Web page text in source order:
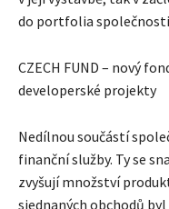
do portfolia
CZECH FUND – nový
developerské projekty
Nedílnou součástí
finanční služby. Ty se
zvyšují množství
sjednaných obchodů